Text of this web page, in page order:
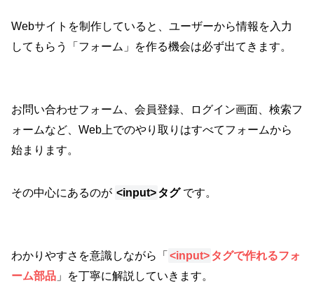
Webサイトを制作していると、ユーザーから情報を入力
してもらう「フォーム」を作る機会は必ず出てきます。
お問い合わせフォーム、会員登録、ログイン画面、検索フ
ォームなど、Web上でのやり取りはすべてフォームから
始まります。
その中心にあるのが <input>タグです。
わかりやすさを意識しながら「 <input>タグで作れるフォ
ーム部品 」を丁寧に解説していきます。